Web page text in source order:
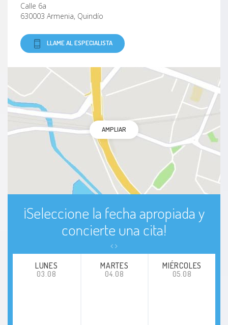
Calle 6a
630003 Armenia, Quindío
LLAME AL ESPECIALISTA
AMPLIAR
¡Seleccione la fecha apropiada y
concierte una cita!
LUNES
03.08
MARTES
04.08
MIÉRCOLES
05.08